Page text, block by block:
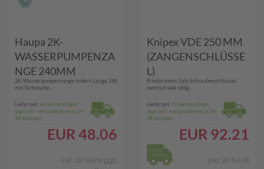
Haupa 2K-
WASSERPUMPENZA
NGE 240MM
(210584)
2K-Wasserpumpenzange isoliert Länge 240
mm Technische...
Lieferzeit: Im Versandlager
lagernd - versandbereit in 24-
48 Stunden
EUR 48.06
inkl. 20 % USt zzgl.
Knipex VDE 250 MM
(ZANGENSCHLÜSSE
L)
Ersetzt einen Satz Schraubenschlüssel,
metrisch wie zöllig....
Lieferzeit: Im Versandlager
lagernd - versandbereit in 24-
48 Stunden
EUR 92.21
inkl. 20 % USt